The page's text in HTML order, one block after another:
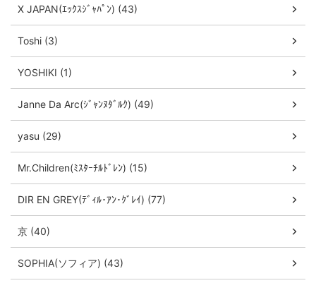
X JAPAN(ｴｯｸｽｼﾞｬﾊﾟﾝ) (43)
Toshi (3)
YOSHIKI (1)
Janne Da Arc(ｼﾞｬﾝﾇﾀﾞﾙｸ) (49)
yasu (29)
Mr.Children(ﾐｽﾀｰﾁﾙﾄﾞﾚﾝ) (15)
DIR EN GREY(ﾃﾞｨﾙ･ｱﾝ･ｸﾞﾚｲ) (77)
京 (40)
SOPHIA(ソフィア) (43)